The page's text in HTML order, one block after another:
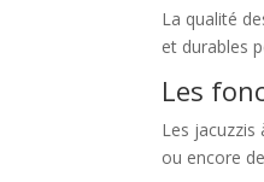
La qualité
et durables
Les
Les jacuzzis
ou encore